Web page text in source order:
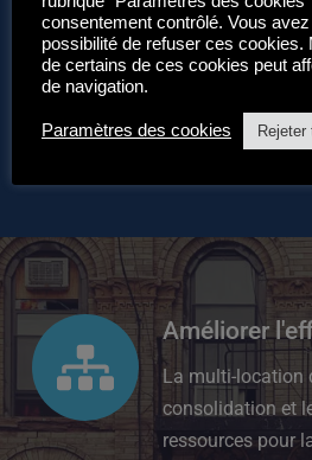
serveurs
et de
chaque
Améliorer
La multi-location
consolidation et
ressources pour
consentement contrôlé. Vous
possibilité de refuser ces cookies.
de certains de ces cookies peut
de navigation.
Paramètres des cookies Rejeter